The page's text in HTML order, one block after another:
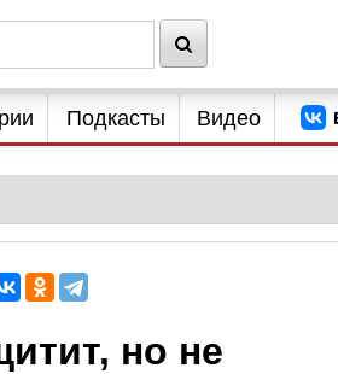
Подкасты Видео
но не